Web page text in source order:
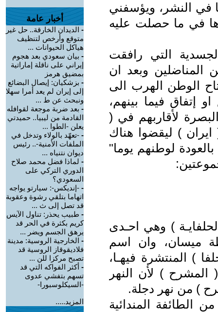
في النشر، ويؤسفني
في ما حصلت عليه
التي رافقت
المناضلين وبعد ان
الوطن الهرب الى
إتفاق فيما بينهم،
لأقاربهم في (
) ليقضوا هناك
لوطنهم يوما"
) وهي احـدى
ميسان، وان اسم
) المنتشرة فيهـا،
) لأن النهر
) من نهر دجلة.
الطائفة المندائية
أخبار عامة
- الديدان الخارقة.. حل غير
متوقع وأرخص لتنظيف
هياكل الحيوانات ...
- بيان سعودي بعد هجوم
إيراني على ناقلة إماراتية
بمضيق هرمز
- بزشكيان: إيصال البضائع
إلى إيران لم يعد أمرا سهلا
ونبحث عن ط ...
- بعد ضربة موجعة لقوافله
القادمة من ليبيا.. حميدتي
يعلن -الطوا ...
- -تعهّد بالولاء وتدخل في
الملفات الأمنية-.. رئيس
ديوان نتنياه ...
- لماذا فضل محمد صلاح
الدوري التركي على
السعودي؟
- -إنديكس-: سيارتو يواجه
اتهاما بتلقي رشوة وعقوبة
قد تصل إلى ث ...
- طبيب يحذر: تناول الآيس
كريم بكثرة في الحر قد
يرهق الجسم ويضر ...
- الخارجية الروسية: مدينة
فلاديقوقاز الروسية قد
تصبح مركزا للن ...
- أكثر الفواكه التي قد
تسهم بتفشي عدوى
-السيكلوسبورا-
المزيد.....